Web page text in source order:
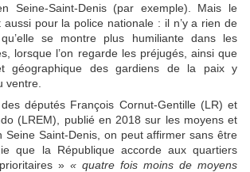
Seine-Saint-Denis (par exemple). Mais le
aussi pour la police nationale : il n’y a rien de
se montre plus humiliante dans les
lorsque l’on regarde les préjugés, ainsi que
géographique des gardiens de la paix y
ventre.
­députés François Cornut-Gentille (LR) et
(LREM), publié en 2018 sur les moyens et
Seine Saint-Denis, on peut affirmer sans être
que la République accorde aux quartiers
» « quatre fois moins de moyens